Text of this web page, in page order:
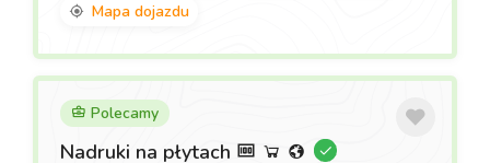
Mapa dojazdu
Polecamy
Nadruki na płytach